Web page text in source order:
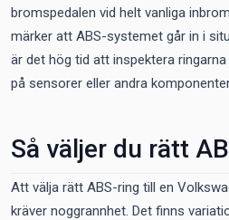
bromspedalen vid helt vanliga
märker att ABS-systemet går in i
är det hög tid att inspektera
på sensorer eller andra
Så väljer du rätt
Att välja rätt ABS-ring till en
kräver noggrannhet. Det finns